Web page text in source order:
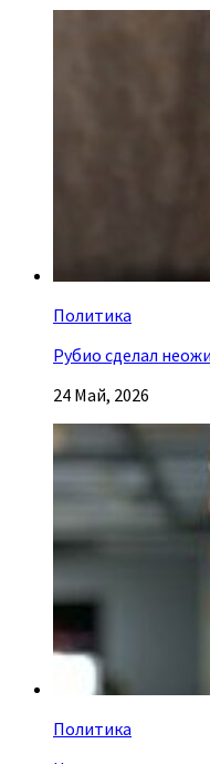
Политика
Рубио сделал
24 Май, 2026
Политика